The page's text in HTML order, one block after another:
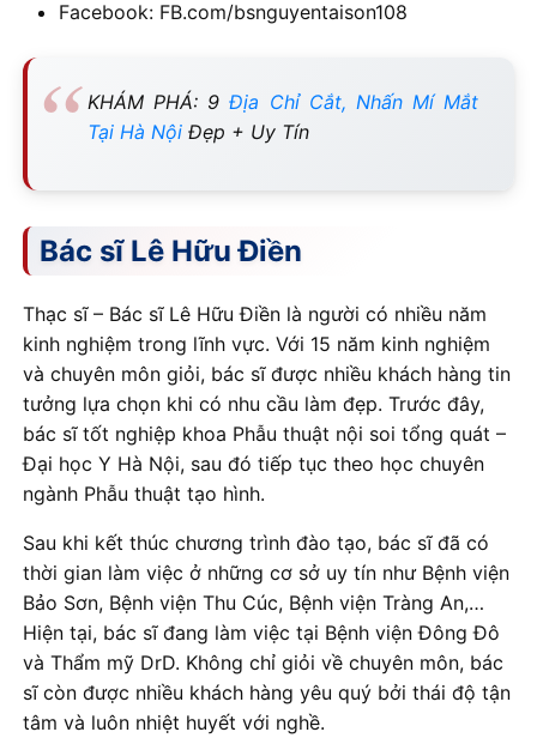
Facebook: FB.com/bsnguyentaison108
KHÁM PHÁ: 9Địa Chỉ Cắt, Nhấn Mí Mắt
Tại Hà Nội Đẹp + Uy Tín
Bác sĩ Lê Hữu Điền
Thạc sĩ – Bác sĩ Lê Hữu Điền là người có nhiều năm
kinh nghiệm trong lĩnh vực. Với 15 năm kinh nghiệm
và chuyên môn giỏi, bác sĩ được nhiều khách hàng tin
tưởng lựa chọn khi có nhu cầu làm đẹp. Trước đây,
bác sĩ tốt nghiệp khoa Phẫu thuật nội soi tổng quát –
Đại học Y Hà Nội, sau đó tiếp tục theo học chuyên
ngành Phẫu thuật tạo hình.
Sau khi kết thúc chương trình đào tạo, bác sĩ đã có
thời gian làm việc ở những cơ sở uy tín như Bệnh viện
Bảo Sơn, Bệnh viện Thu Cúc, Bệnh viện Tràng An,…
Hiện tại, bác sĩ đang làm việc tại Bệnh viện Đông Đô
và Thẩm mỹ DrD. Không chỉ giỏi về chuyên môn, bác
sĩ còn được nhiều khách hàng yêu quý bởi thái độ tận
tâm và luôn nhiệt huyết với nghề.